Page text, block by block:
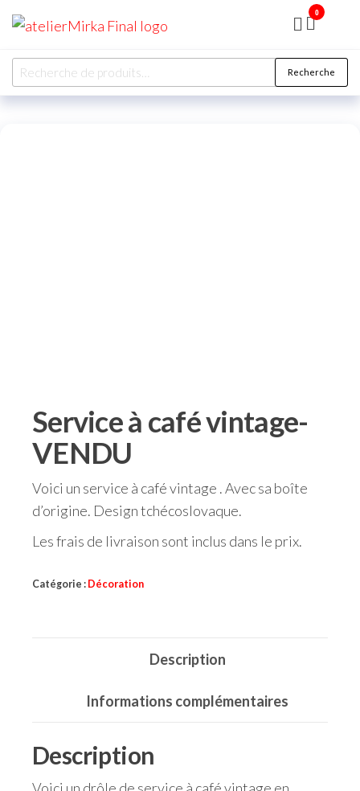
0
Recherche
Service à café vintage-
VENDU
Voici un service à café vintage . Avec sa boîte
d’origine. Design tchécoslovaque.
Les frais de livraison sont inclus dans le prix.
Catégorie : Décoration
Description
Informations complémentaires
Description